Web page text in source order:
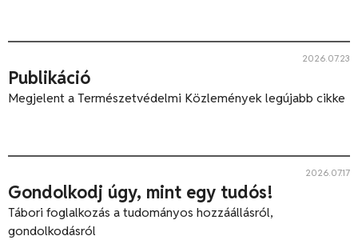
Publikáció
2026.07.23
Megjelent a Természetvédelmi Közlemények legújabb cikke
Gondolkodj úgy, mint egy tudós!
2026.07.17
Tábori foglalkozás a tudományos hozzáállásról,
gondolkodásról